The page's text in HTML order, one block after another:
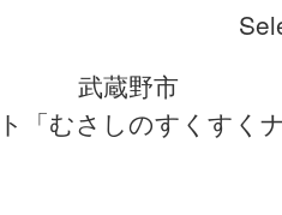
武蔵野市
「むさしのすくすく